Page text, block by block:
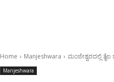
Home Manjeshwara ಮಂಜೇಶ್ವರದಲ್ಲಿ
Manjeshwara